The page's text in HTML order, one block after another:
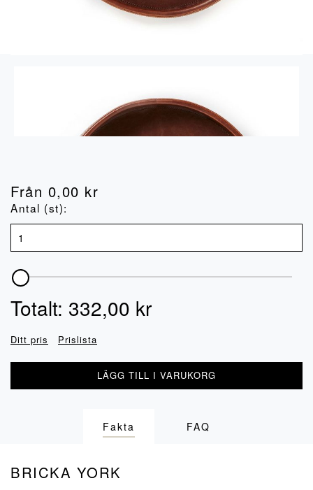
Från 0,00 kr
Antal (st):
Totalt: 332,00 kr
Ditt pris Prislista
LÄGG TILL I VARUKORG
Fakta FAQ
BRICKA YORK